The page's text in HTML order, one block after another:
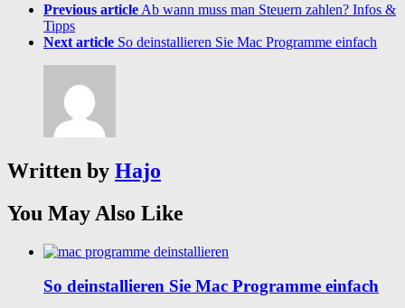
Previous article Ab wann muss man Steuern zahlen? Infos &
Tipps
Next article So deinstallieren Sie Mac Programme einfach
Written by Hajo
You May Also Like
So deinstallieren Sie Mac Programme einfach